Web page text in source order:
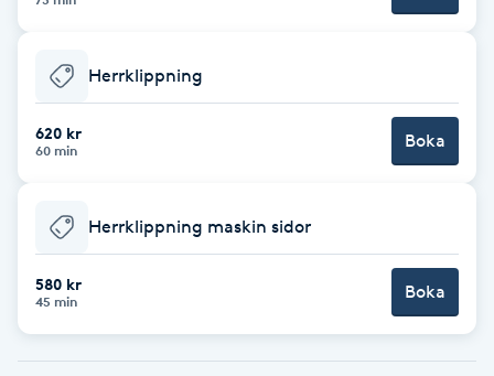
Babylights
Balayage
Bambumassage
Barber
Barnklippning
Herrklippning
620 kr
60 min Boka
Herrklippning maskin sidor
580 kr
45 min Boka